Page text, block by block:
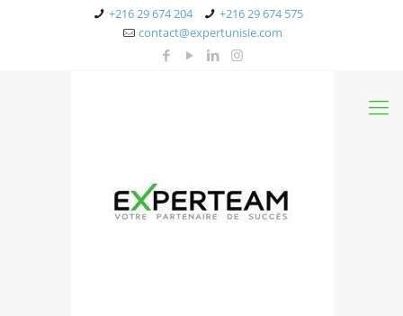
+216 29 674 204
+216 29 674 575
contact@expertunisie.com